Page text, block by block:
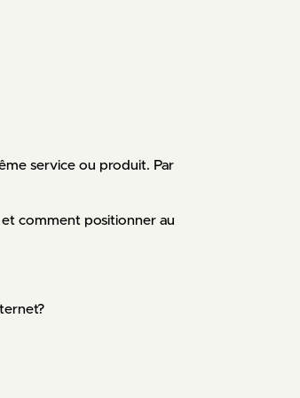
service ou produit. Par
comment positionner au